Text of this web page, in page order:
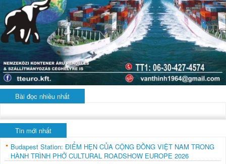
Bài đọc nhiều nhất
Tin mới nhất
Budapest Station: ĐIỂM HẸN CỦA CỘNG ĐỒNG VIỆT NAM TRONG
HÀNH TRÌNH PHỞ CULTURAL ROADSHOW EUROPE 2026